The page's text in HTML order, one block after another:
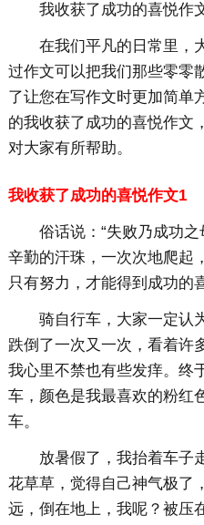
我收获了成功的喜悦作
在我们平凡的日常里，
过作文可以把我们那些零零
了让您在写作文时更加简单
的我收获了成功的喜悦作文
对大家有所帮助。
我收获了成功的喜悦作文1
俗话说：“失败乃成功
辛勤的汗珠，一次次地爬起
只有努力，才能得到成功的
骑自行车，大家一定认
跌倒了一次又一次，看着许
我心里不禁也有些发痒。终
车，颜色是我最喜欢的粉红
车。
放暑假了，我抬着车子
花草草，觉得自己神气极了
远，倒在地上，我呢？被压